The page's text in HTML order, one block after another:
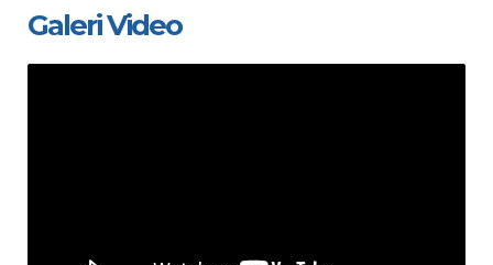
Galeri Video